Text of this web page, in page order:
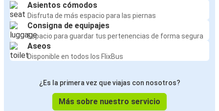
Asientos cómodos
Disfruta de más espacio para las piernas
Consigna de equipajes
Espacio para guardar tus pertenencias de forma segura
Aseos
Disponible en todos los FlixBus
¿Es la primera vez que viajas con nosotros?
Más sobre nuestro servicio